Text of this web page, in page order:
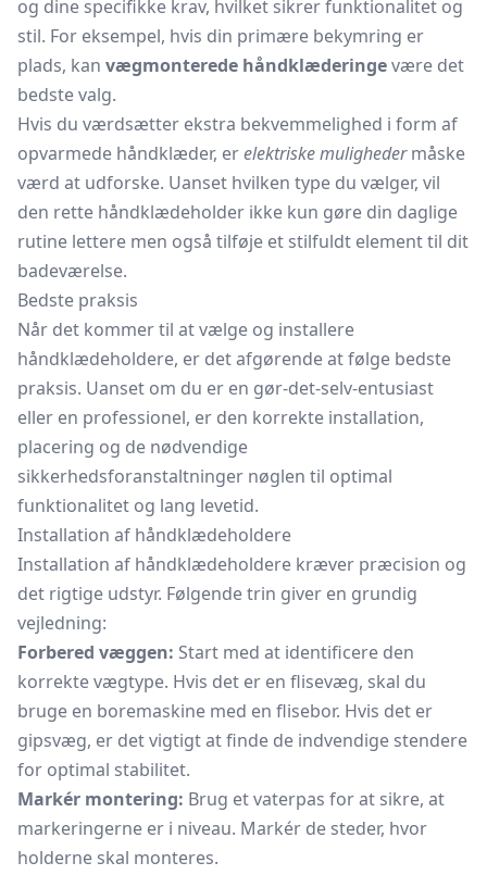
og dine specifikke krav, hvilket sikrer funktionalitet og
stil. For eksempel, hvis din primære bekymring er
plads, kan vægmonterede håndklæderingevære det
bedste valg.
Hvis du værdsætter ekstra bekvemmelighed i form af
opvarmede håndklæder, erelektriske mulighedermåske
værd at udforske. Uanset hvilken type du vælger, vil
den rette håndklædeholder ikke kun gøre din daglige
rutine lettere men også tilføje et stilfuldt element til dit
badeværelse.
Bedste praksis
Når det kommer til at vælge og installere
håndklædeholdere, er det afgørende at følge bedste
praksis. Uanset om du er en gør-det-selv-entusiast
eller en professionel, er den korrekte installation,
placering og de nødvendige
sikkerhedsforanstaltninger nøglen til optimal
funktionalitet og lang levetid.
Installation af håndklædeholdere
Installation af håndklædeholdere kræver præcision og
det rigtige udstyr. Følgende trin giver en grundig
vejledning:
Forbered væggen: Start med at identificere den
korrekte vægtype. Hvis det er en flisevæg, skal du
bruge en boremaskine med en flisebor. Hvis det er
gipsvæg, er det vigtigt at finde de indvendige stendere
for optimal stabilitet.
Markér montering: Brug et vaterpas for at sikre, at
markeringerne er i niveau. Markér de steder, hvor
holderne skal monteres.